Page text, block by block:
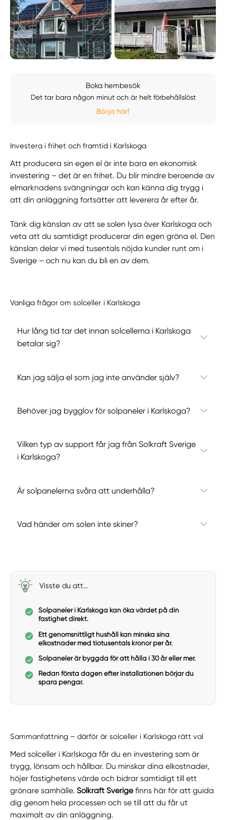
Boka hembesök
Det tar bara någon minut och är helt förbehållslöst
Börja här!
Investera i frihet och framtid i Karlskoga
Att producera sin egen el är inte bara en ekonomisk
investering – det är en frihet. Du blir mindre beroende av
elmarknadens svängningar och kan känna dig trygg i
att din anläggning fortsätter att leverera år efter år.
Tänk dig känslan av att se solen lysa över Karlskoga och
veta att du samtidigt producerar din egen gröna el. Den
känslan delar vi med tusentals nöjda kunder runt om i
Sverige – och nu kan du bli en av dem.
Vanliga frågor om solceller i Karlskoga
Hur lång tid tar det innan solcellerna i Karlskoga
betalar sig?
Kan jag sälja el som jag inte använder själv?
Behöver jag bygglov för solpaneler i Karlskoga?
Vilken typ av support får jag från Solkraft Sverige
i Karlskoga?
Är solpanelerna svåra att underhålla?
Vad händer om solen inte skiner?
Visste du att…
Solpaneler i Karlskoga kan öka värdet på din
fastighet direkt.
Ett genomsnittligt hushåll kan minska sina
elkostnader med tiotusentals kronor per år.
Solpaneler är byggda för att hålla i 30 år eller mer.
Redan första dagen efter installationen börjar du
spara pengar.
Sammanfattning – därför är solceller i Karlskoga rätt val
Med solceller i Karlskoga får du en investering som är
trygg, lönsam och hållbar. Du minskar dina elkostnader,
höjer fastighetens värde och bidrar samtidigt till ett
grönare samhälle.Solkraft Sverigefinns här för att guida
dig genom hela processen och se till att du får ut
maximalt av din anläggning.